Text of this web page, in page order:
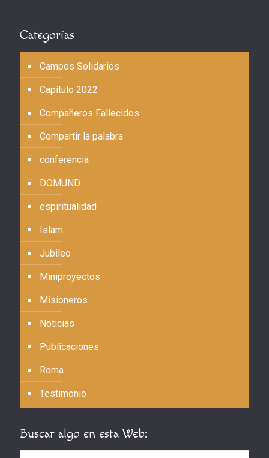
Categorías
Campos Solidarios
Capítulo 2022
Compañeros Fallecidos
Compartir la palabra
conferencia
DOMUND
espiritualidad
Islam
Jubileo
Miniproyectos
Misioneros
Noticias
Publicaciones
Roma
Testimonio
Buscar algo en esta Web: